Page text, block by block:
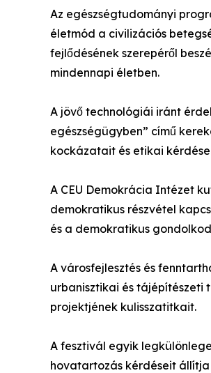
Az egészségtudományi
életmód a civilizációs
fejlődésének szerepéről
mindennapi életben.
A jövő technológiái iránt
egészségügyben” című
kockázatait és etikai
A CEU Demokrácia Intézet
demokratikus részvétel
és a demokratikus
A városfejlesztés és
urbanisztikai és tájépítészeti
projektjének kulisszatitkait.
A fesztivál egyik
hovatartozás kérdéseit